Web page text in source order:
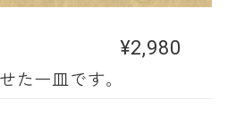
¥2,980
た一皿です。